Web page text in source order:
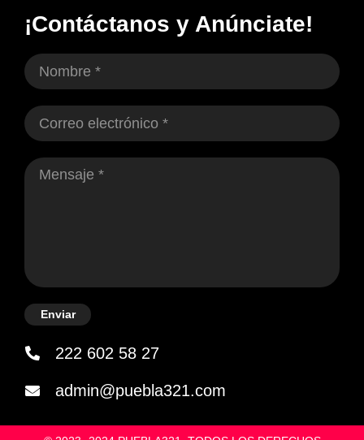
¡Contáctanos y Anúnciate!
Enviar
222 602 58 27
admin@puebla321.com